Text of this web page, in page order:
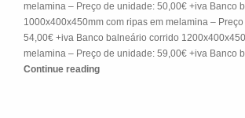
melamina – Preço de unidade: 50,00€ +iva Banco
1000x400x450mm com ripas em melamina –
54,00€ +iva Banco balneário corrido
melamina – Preço de unidade: 59,00€ +iva Banco
Continue reading